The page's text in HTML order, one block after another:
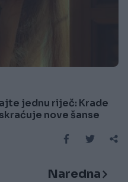
jednu riječ: Krade
nove šanse
Naredna